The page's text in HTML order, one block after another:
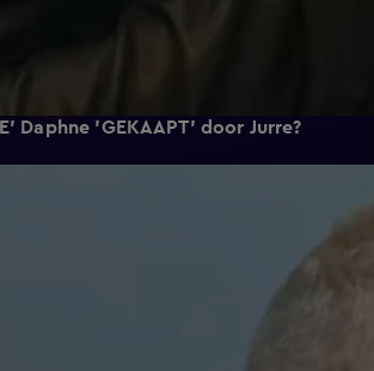
Daphne 'GEKAAPT' door Jurre?